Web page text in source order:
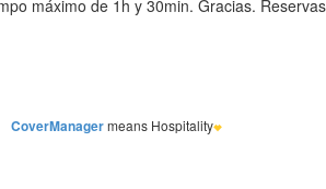
CoverManagermeans Hospitality